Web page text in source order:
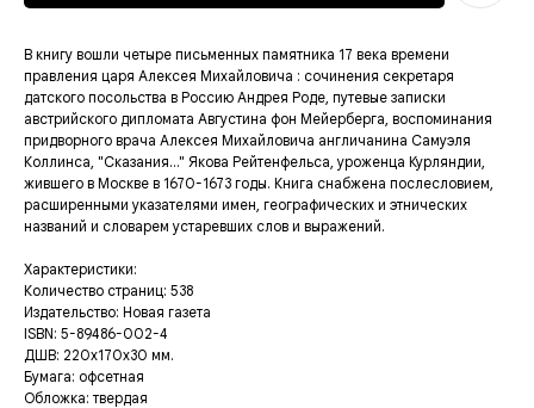
В книгу вошли четыре письменных памятника 17 века времени
правления царя Алексея Михайловича : сочинения секретаря
датского посольства в Россию Андрея Роде, путевые записки
австрийского дипломата Августина фон Мейерберга, воспоминания
придворного врача Алексея Михайловича англичанина Самуэля
Коллинса, "Сказания..." Якова Рейтенфельса, уроженца Курляндии,
жившего в Москве в 1670-1673 годы. Книга снабжена послесловием,
расширенными указателями имен, географических и этнических
названий и словарем устаревших слов и выражений.
Характеристики:
Количество страниц: 538
Издательство: Новая газета
ISBN: 5-89486-002-4
ДШВ: 220x170x30 мм.
Бумага: офсетная
Обложка: твердая